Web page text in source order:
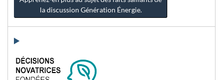
la discussion Génération Énergie.